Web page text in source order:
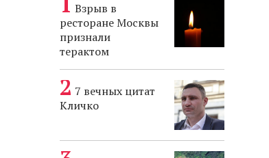
Взрыв в
ресторане Москвы
признали
терактом
7 вечных цитат
Кличко